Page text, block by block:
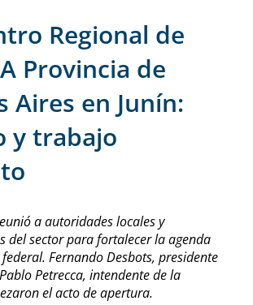
Regional de
Provincia de
Aires en Junín:
y trabajo
a autoridades locales y
del sector para fortalecer la agenda
Fernando Desbots, presidente
Pablo Petrecca, intendente de la
el acto de apertura.